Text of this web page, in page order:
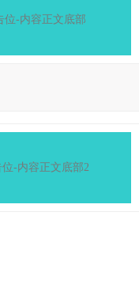
位-内容正文底部
-内容正文底部2